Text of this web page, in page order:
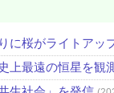
に桜がライトアッ
上最遠の恒星を観